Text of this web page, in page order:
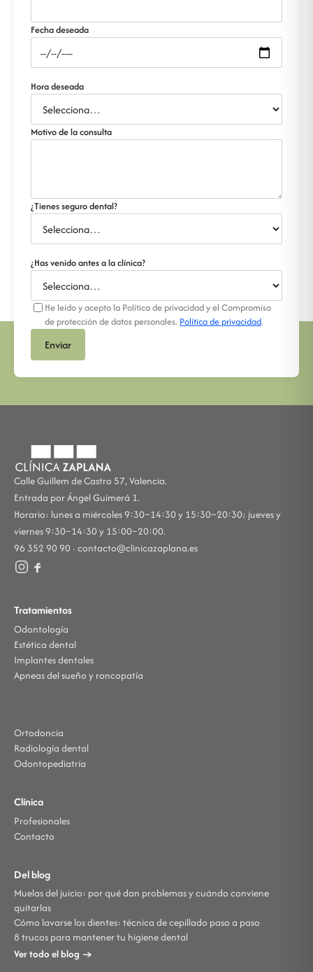
Fecha deseada
Hora deseada
Motivo de la consulta
¿Tienes seguro dental?
¿Has venido antes a la clínica?
He leído y acepto la Política de privacidad y el Compromiso
de protección de datos personales. Política de privacidad.
Enviar
Calle Guillem de Castro 57, Valencia.
Entrada por Ángel Guimerá 1.
Horario: lunes a miércoles 9:30–14:30 y 15:30–20:30; jueves y
viernes 9:30–14:30 y 15:00–20:00.
96 352 90 90 · contacto@clinicazaplana.es
Tratamientos
Odontología
Estética dental
Implantes dentales
Apneas del sueño y roncopatía
Ortodoncia
Radiología dental
Odontopediatría
Clínica
Profesionales
Contacto
Del blog
Muelas del juicio: por qué dan problemas y cuándo conviene
quitarlas
Cómo lavarse los dientes: técnica de cepillado paso a paso
8 trucos para mantener tu higiene dental
Ver todo el blog →